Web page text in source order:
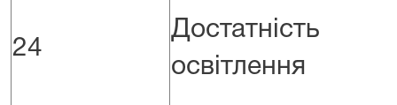
24
Достатність
освітлення